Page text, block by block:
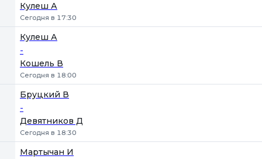
Кулеш А
Сегодня в 17:30
Кулеш А
-
Кошель В
Сегодня в 18:00
Бруцкий В
-
Девятников Д
Сегодня в 18:30
Мартычан И